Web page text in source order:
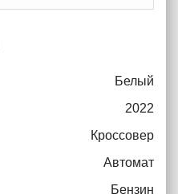
Белый
2022
Кроссовер
Автомат
Бензин